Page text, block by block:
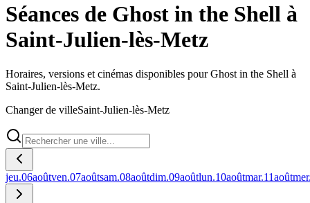
Séances de Ghost in the Shell à
Saint-Julien-lès-Metz
Horaires, versions et cinémas disponibles pour Ghost in the Shell à
Saint-Julien-lès-Metz.
Changer de villeSaint-Julien-lès-Metz
jeu.06aoûtven.07aoûtsam.08aoûtdim.09aoûtlun.10aoûtmar.11août